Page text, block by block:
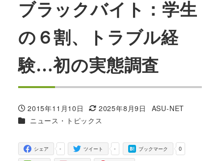
ブラックバイト：学生
の６割、トラブル経
験…初の実態調査
投稿日
2015年11月10日
更新日
2025年8月9日
著
ASU-NET
カテゴリー
ニュース・トピックス
-
シェア -
ツイート 0
ブックマーク